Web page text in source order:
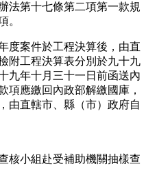
法第十七條第二項第一款規
。
度案件於工程決算後，由直
附工程決算表分別於九十九
九年十月三十一日前函送內
項應繳回內政部解繳國庫，
由直轄市、縣（市）政府自
核小組赴受補助機關抽樣查